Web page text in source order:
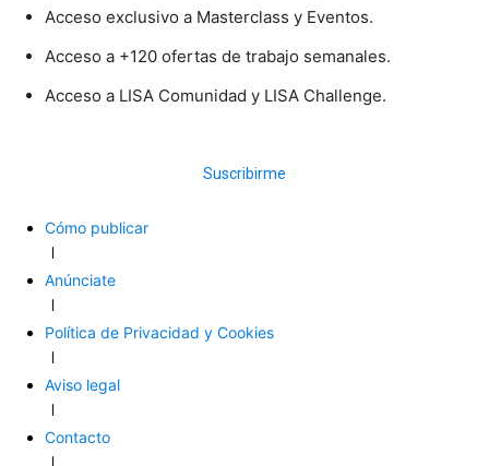
Acceso exclusivo a Masterclass y Eventos.
Acceso a +120 ofertas de trabajo semanales.
Acceso a LISA Comunidad y LISA Challenge.
Suscribirme
Cómo publicar
Anúnciate
Política de Privacidad y Cookies
Aviso legal
Contacto